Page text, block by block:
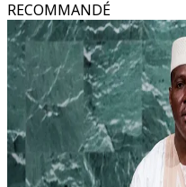
RECOMMANDÉ